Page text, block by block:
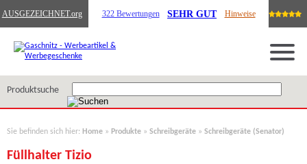
AUSGEZEICHNET.org 322 Bewertungen SEHR GUT Hinweise
Produktsuche
Sie befinden sich hier: Home » Produkte » Schreibgeräte » Schreibgeräte (Senator)
Füllhalter Tizio